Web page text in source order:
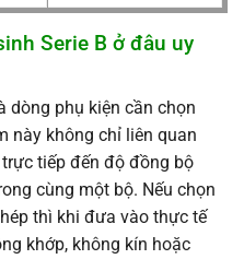
Serie B ở đâu uy
dòng phụ kiện cần chọn
này không chỉ liên quan
tiếp đến độ đồng bộ
cùng một bộ. Nếu chọn
thì khi đưa vào thực tế
khớp, không kín hoặc